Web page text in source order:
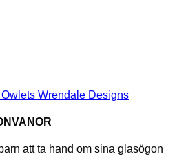
att ta hand om sina glasögon